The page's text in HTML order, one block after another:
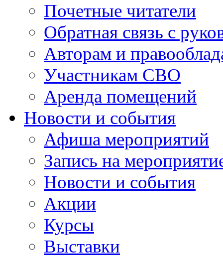
Почетные читатели
Обратная связь с
Авторам и
Участникам СВО
Аренда помещений
Новости и события
Афиша мероприятий
Запись на
Новости и события
Акции
Курсы
Выставки